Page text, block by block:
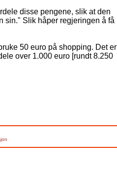
disse pengene, slik at den
sin." Slik håper regjeringen å få
50 euro på shopping. Det er
over 1.000 euro [rundt 8.250